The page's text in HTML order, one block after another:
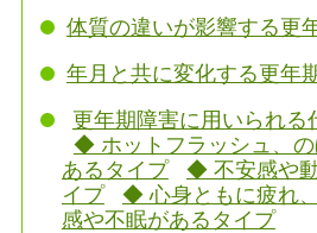
体質の違いが影響する更
年月と共に変化する更年
更年期障害に用いられる
◆ ホットフラッシュ、
あるタイプ
◆ 不安感や
イプ
◆ 心身ともに疲れ
感や不眠があるタイプ